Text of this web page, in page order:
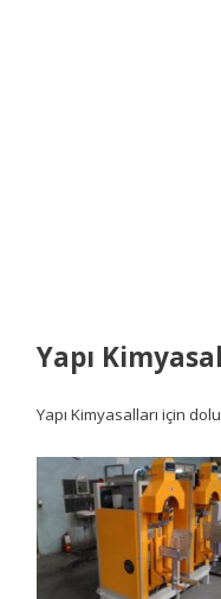
Yapı
Yapı Kimyasalları için